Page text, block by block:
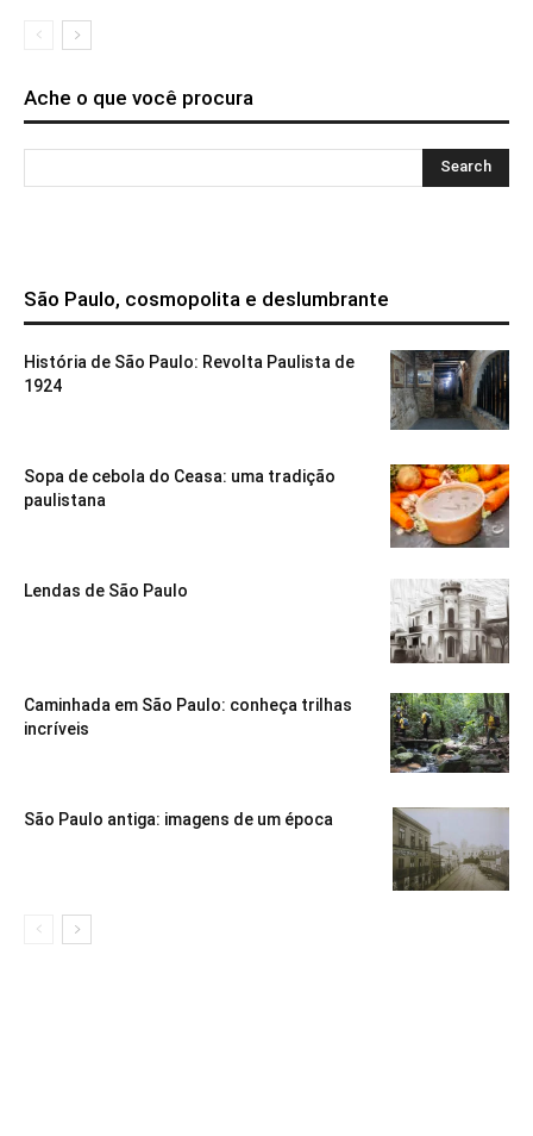
Ache o que você procura
São Paulo, cosmopolita e deslumbrante
História de São Paulo: Revolta Paulista de
1924
Sopa de cebola do Ceasa: uma tradição
paulistana
Lendas de São Paulo
Caminhada em São Paulo: conheça trilhas
incríveis
São Paulo antiga: imagens de um época